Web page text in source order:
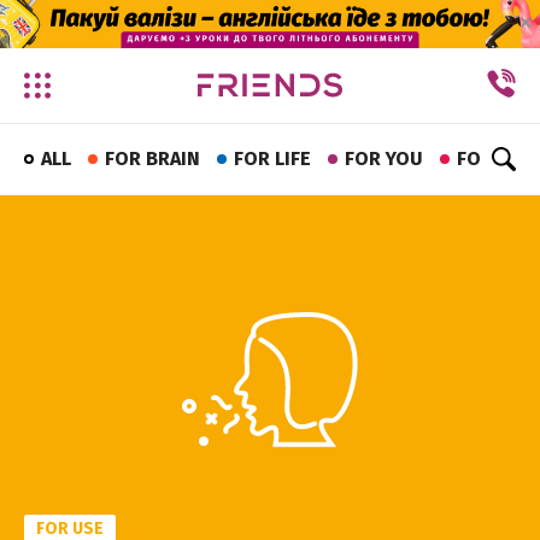
✕
ALL FOR BRAIN FOR LIFE FOR YOU FOR FUN
FOR USE